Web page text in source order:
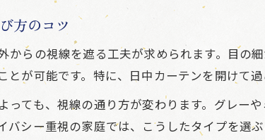
地元店舗で網戸選びを相談
持ち込みや出張対応の網戸
実店舗での無料見積もりと
地元で信頼できる網戸相談
相談しやすい網戸の専門店
方のコツ
からの視線を遮る工夫が求められます。目の
とが可能です。特に、日中カーテンを開けて
っても、視線の通り方が変わります。グレー
シー重視の家庭では、こうしたタイプを選